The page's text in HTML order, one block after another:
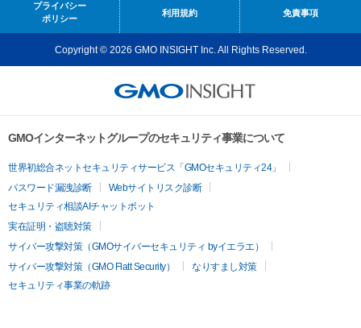
プライバシー
ポリシー
利用規約 免責事項
Copyright © 2026 GMO INSIGHT Inc. All Rights Reserved.
GMOインターネットグループのセキュリティ事業について
世界初総合ネットセキュリティサービス「GMOセキュリティ24」
パスワード漏洩診断
Webサイトリスク診断
セキュリティ相談AIチャットボット
実在証明・盗聴対策
サイバー攻撃対策（GMOサイバーセキュリティ byイエラエ）
サイバー攻撃対策（GMO Flatt Security）
なりすまし対策
セキュリティ事業の軌跡